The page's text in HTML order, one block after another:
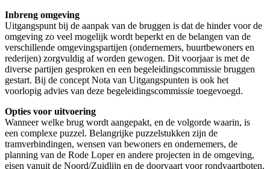
Inbreng omgeving
Uitgangspunt bij de aanpak van de bruggen is dat de hinder voor de
omgeving zo veel mogelijk wordt beperkt en de belangen van de
verschillende omgevingspartijen (ondernemers, buurtbewoners en
rederijen) zorgvuldig af worden gewogen. Dit voorjaar is met de
diverse partijen gesproken en een begeleidingscommissie bruggen
gestart. Bij de concept Nota van Uitgangspunten is ook het
voorlopig advies van deze begeleidingscommissie toegevoegd.
Opties voor uitvoering
Wanneer welke brug wordt aangepakt, en de volgorde waarin, is
een complexe puzzel. Belangrijke puzzelstukken zijn de
tramverbindingen, wensen van bewoners en ondernemers, de
planning van de Rode Loper en andere projecten in de omgeving,
eisen vanuit de Noord/Zuidlijn en de doorvaart voor rondvaartboten.